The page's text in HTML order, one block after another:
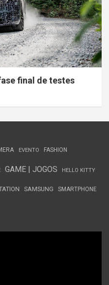
final de testes
EVENTO FASHION
GAME | JOGOS HELLO KITTY
SAMSUNG SMARTPHONE